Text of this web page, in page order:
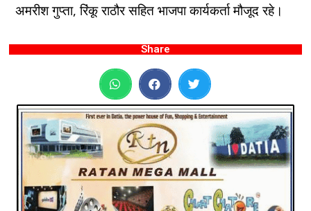
अमरीश गुप्ता, रिंकू राठौर सहित भाजपा कार्यकर्ता मौजूद रहे।
Share